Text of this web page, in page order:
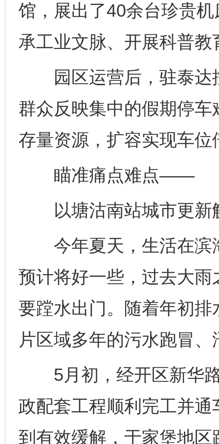
馆，展出了40余台珍贵
承工业文脉、开展科普教
园区运营后，驻泰达
群众反映集中的假期停
存量资源，扩容实现车位
瞄准痛点难点——
以塘沽南站城市更新
今年夏天，生活在滨
预计将好一些，过去大
要蹚水出门。随着年初
片区域多年的污水跑冒
5月初，经开区新华
政配套工程顺利完工并
到有效缓解，于家堡地